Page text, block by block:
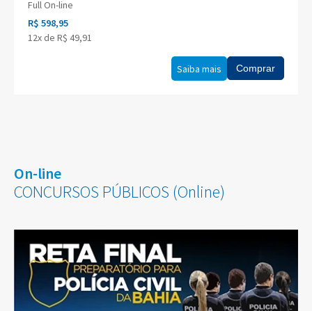
Full On-line
R$ 598,95
12x de R$ 49,91
Saiba mais Comprar
On-line
CONCURSOS PÚBLICOS (Online)